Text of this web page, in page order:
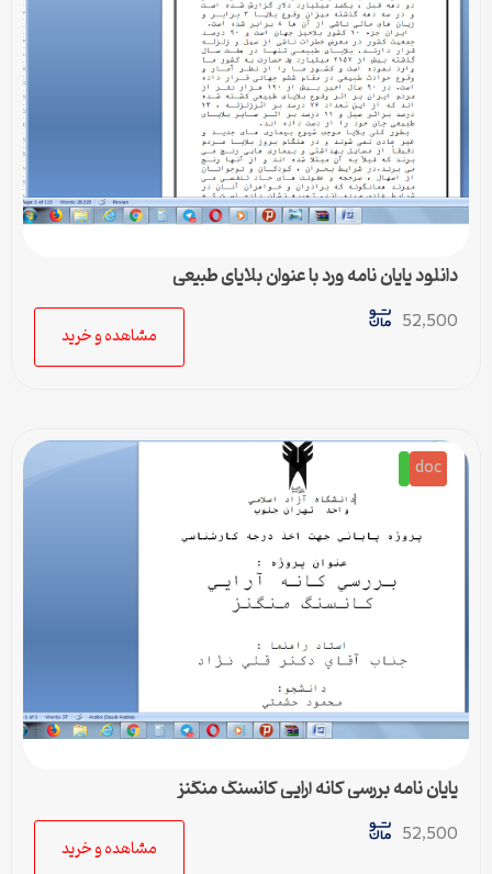
دانلود پایان نامه ورد با عنوان بلایای طبیعی
52,500
مشاهده و خرید
doc
پایان نامه بررسي كانه آرايي كانسنگ منگنز
52,500
مشاهده و خرید